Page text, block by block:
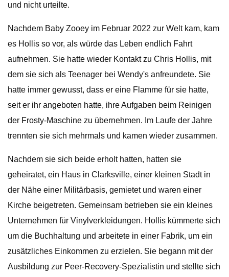
und nicht urteilte.
Nachdem Baby Zooey im Februar 2022 zur Welt kam, kam
es Hollis so vor, als würde das Leben endlich Fahrt
aufnehmen. Sie hatte wieder Kontakt zu Chris Hollis, mit
dem sie sich als Teenager bei Wendy's anfreundete. Sie
hatte immer gewusst, dass er eine Flamme für sie hatte,
seit er ihr angeboten hatte, ihre Aufgaben beim Reinigen
der Frosty-Maschine zu übernehmen. Im Laufe der Jahre
trennten sie sich mehrmals und kamen wieder zusammen.
Nachdem sie sich beide erholt hatten, hatten sie
geheiratet, ein Haus in Clarksville, einer kleinen Stadt in
der Nähe einer Militärbasis, gemietet und waren einer
Kirche beigetreten. Gemeinsam betrieben sie ein kleines
Unternehmen für Vinylverkleidungen. Hollis kümmerte sich
um die Buchhaltung und arbeitete in einer Fabrik, um ein
zusätzliches Einkommen zu erzielen. Sie begann mit der
Ausbildung zur Peer-Recovery-Spezialistin und stellte sich